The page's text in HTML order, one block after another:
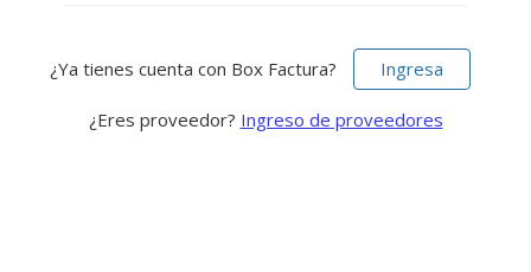
¿Ya tienes cuenta con Box Factura? Ingresa
¿Eres proveedor? Ingreso de proveedores